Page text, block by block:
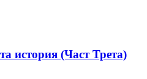
история (Част Трета)